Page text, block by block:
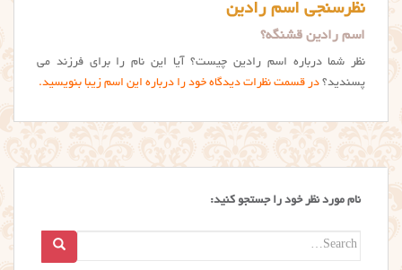
نظرسنجی اسم رادین
اسم رادین قشنگه؟
نظر شما درباره اسم رادین چیست؟ آیا این نام را برای فرزند می
پسندید؟ در قسمت نظرات دیدگاه خود را درباره این اسم زیبا بنویسید.
نام مورد نظر خود را جستجو کنید:
Search